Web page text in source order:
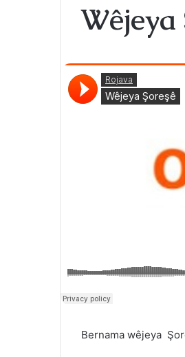
Wêjeya
Bernama wêjeya